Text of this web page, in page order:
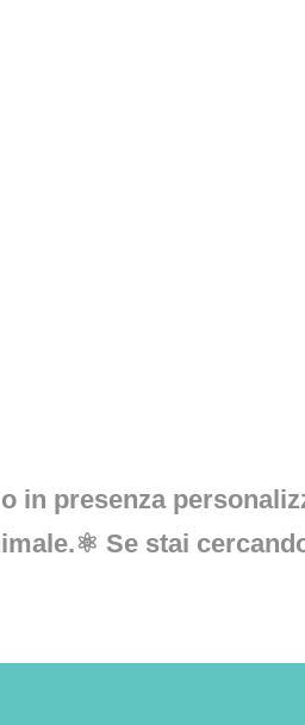
in presenza
Se stai